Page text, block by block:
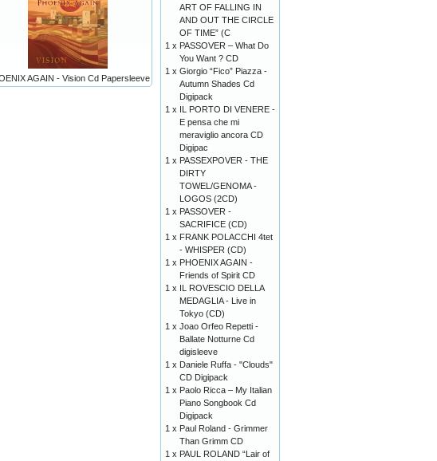
AGAIN - Vision Cd Papersleeve
ART OF FALLING IN
AND OUT THE CIRCLE
OF TIME” (C
1 x PASSOVER – What Do
You Want ? CD
1 x Giorgio “Fico” Piazza -
Autumn Shades Cd
Digipack
1 x IL PORTO DI VENERE -
E pensa che mi
meraviglio ancora CD
Digipac
1 x PASSEXPOVER - THE
DIRTY
TOWEL/GENOMA -
LOGOS (2CD)
1 x PASSOVER -
SACRIFICE (CD)
1 x FRANK POLACCHI 4tet
- WHISPER (CD)
1 x PHOENIX AGAIN -
Friends of Spirit CD
1 x IL ROVESCIO DELLA
MEDAGLIA - Live in
Tokyo (CD)
1 x Joao Orfeo Repetti -
Ballate Notturne Cd
digisleeve
1 x Daniele Ruffa - "Clouds"
CD Digipack
1 x Paolo Ricca – My Italian
Piano Songbook Cd
Digipack
1 x Paul Roland - Grimmer
Than Grimm CD
1 x PAUL ROLAND “Lair of